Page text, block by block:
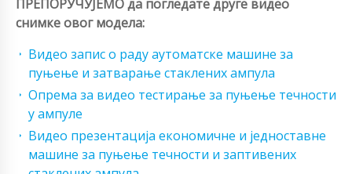
ПРЕПОРУЧУЈЕМО да погледате друге видео
снимке овог модела:
Видео запис о раду аутоматске машине за
пуњење и затварање стаклених ампула
Опрема за видео тестирање за пуњење течности
у ампуле
Видео презентација економичне и једноставне
машине за пуњење течности и заптивених